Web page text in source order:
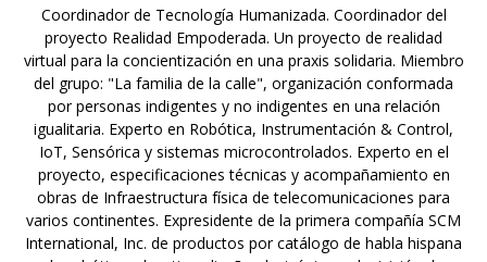
Coordinador de Tecnología Humanizada. Coordinador del
proyecto Realidad Empoderada. Un proyecto de realidad
virtual para la concientización en una praxis solidaria. Miembro
del grupo: "La familia de la calle", organización conformada
por personas indigentes y no indigentes en una relación
igualitaria. Experto en Robótica, Instrumentación & Control,
IoT, Sensórica y sistemas microcontrolados. Experto en el
proyecto, especificaciones técnicas y acompañamiento en
obras de Infraestructura física de telecomunicaciones para
varios continentes. Expresidente de la primera compañía SCM
International, Inc. de productos por catálogo de habla hispana